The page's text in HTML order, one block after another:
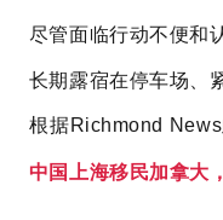
尽管面临行动不便和
长期露宿在停车场、
根据Richmond
中国上海移民加拿大